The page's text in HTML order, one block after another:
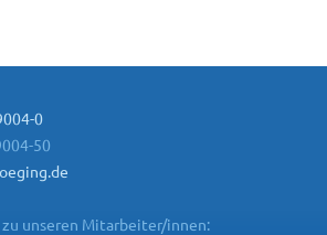
0
50
unseren Mitarbeiter/innen: